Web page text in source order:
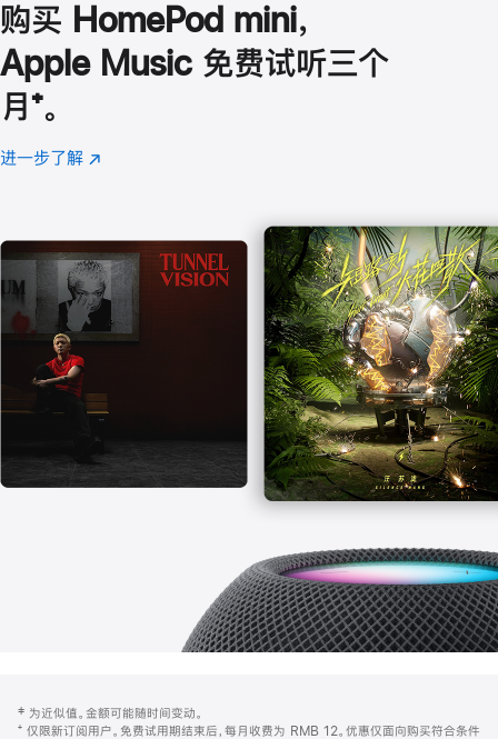
购买 HomePod mini，
Apple Music 免费试听三个
月 脚
注
⁺。
进一步了解 Apple
(在
口
中
打
开)
页
注
‡ 为近似值。金额可能随时间变动。
⁺ 仅限新订阅用户。免费试用期结束后，每月收费为 RMB 12。优惠仅面向购买符合条件